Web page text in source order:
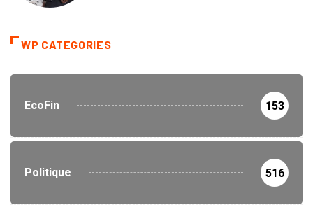
WP CATEGORIES
EcoFin 153
Politique 516